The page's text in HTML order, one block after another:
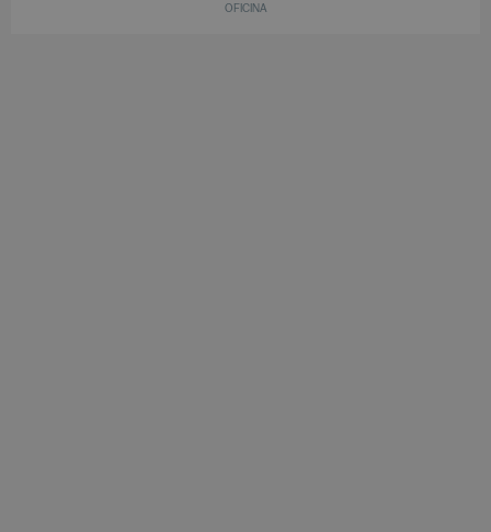
OFICINA